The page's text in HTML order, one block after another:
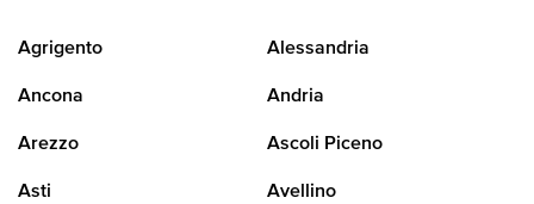
Agrigento Alessandria
Ancona Andria
Arezzo Ascoli Piceno
Asti Avellino